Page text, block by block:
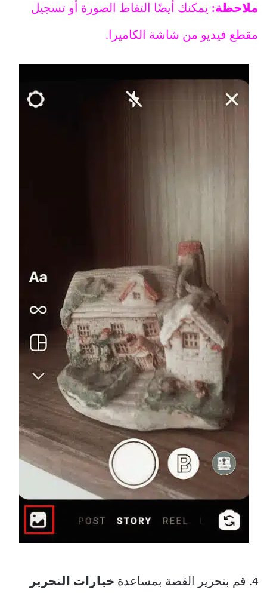
ملاحظة: يمكنك أيضًا التقاط الصورة أو تسجيل
مقطع فيديو من شاشة الكاميرا.
4. قم بتحرير القصة بمساعدة خيارات التحرير